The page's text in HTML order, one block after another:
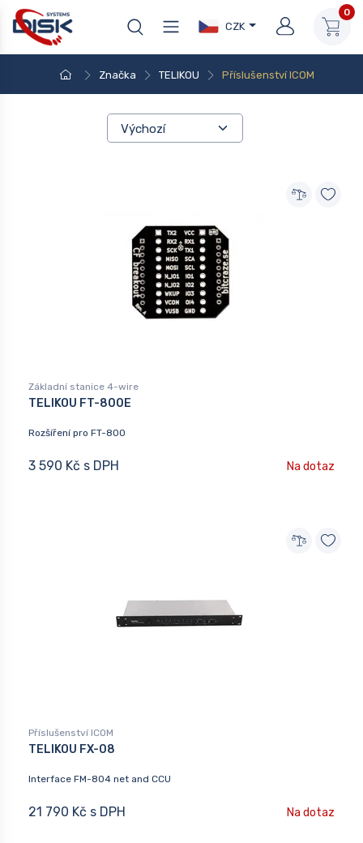
CZK
0
Značka TELIKOU Příslušenství ICOM
Základní stanice 4-wire
TELIKOU FT-800E
Rozšíření pro FT-800
3 590 Kč s DPH Na dotaz
Příslušenství ICOM
TELIKOU FX-08
Interface FM-804 net and CCU
21 790 Kč s DPH Na dotaz